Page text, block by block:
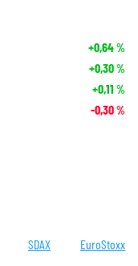
+0,64%
+0,30%
+0,11 %
-0,30%
SDAX EuroStoxx